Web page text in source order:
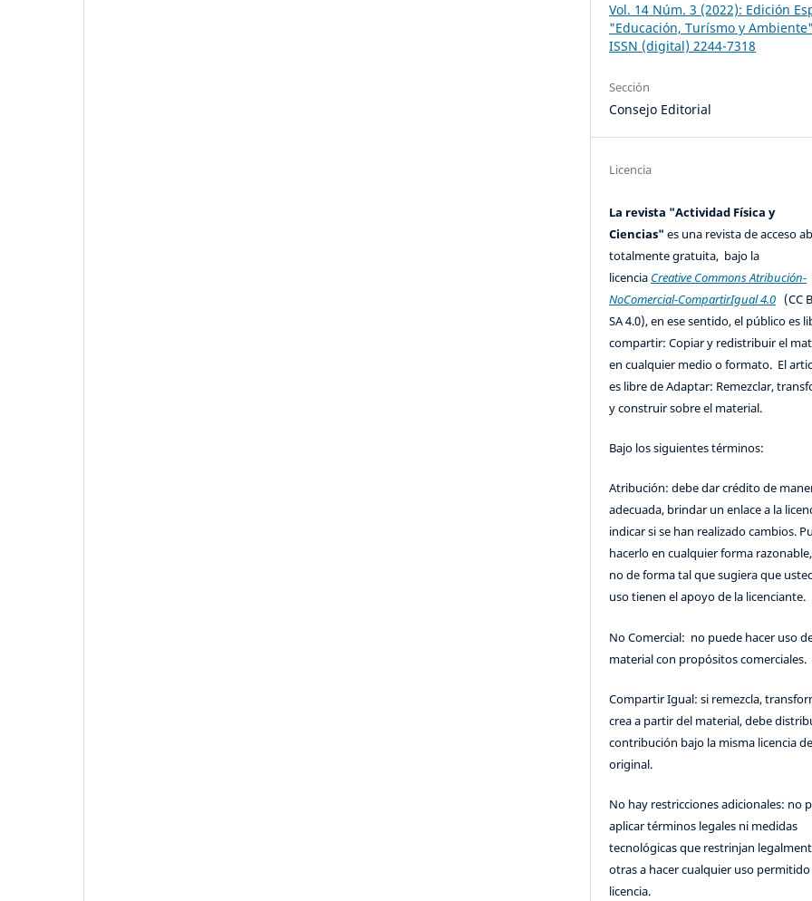
Vol. 14 Núm. 3 (2022): Edición
"Educación, Turísmo y Ambiente"
ISSN (digital) 2244-7318
Sección
Consejo Editorial
Licencia
La revista "Actividad Física y
Ciencias"es una revista de acceso
totalmente gratuita, bajo la
licencia Creative Commons Atribución-
NoComercial-CompartirIgual 4.0 (CC
SA 4.0), en ese sentido, el público es
compartir: Copiar y redistribuir el
en cualquier medio o formato. El
es libre de Adaptar: Remezclar,
y construir sobre el material.
Bajo los siguientes términos:
Atribución: debe dar crédito de
adecuada, brindar un enlace a la
indicar si se han realizado cambios.
hacerlo en cualquier forma
no de forma tal que sugiera que
uso tienen el apoyo de la licenciante.
No Comercial: no puede hacer uso
material con propósitos comerciales.
Compartir Igual: si remezcla,
crea a partir del material, debe
contribución bajo la misma licencia
original.
No hay restricciones adicionales: no
aplicar términos legales ni medidas
tecnológicas que restrinjan
otras a hacer cualquier uso
licencia.